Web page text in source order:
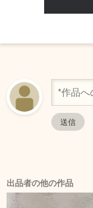
出品者の他の作品